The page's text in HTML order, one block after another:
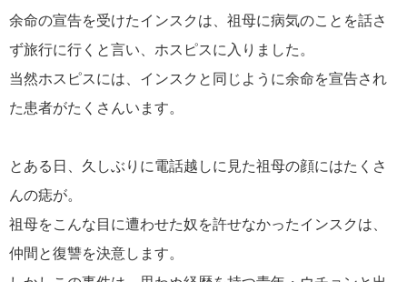
余命の宣告を受けたインスクは、祖母に病気のことを話さ
ず旅行に行くと言い、ホスピスに入りました。
当然ホスピスには、インスクと同じように余命を宣告され
た患者がたくさんいます。
とある日、久しぶりに電話越しに見た祖母の顔にはたくさ
んの痣が。
祖母をこんな目に遭わせた奴を許せなかったインスクは、
仲間と復讐を決意します。